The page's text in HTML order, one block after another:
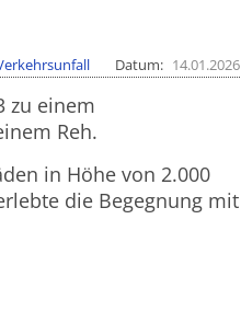
Datum 14.01.2026
zu einem
Reh.
in Höhe von 2.000
die Begegnung mit